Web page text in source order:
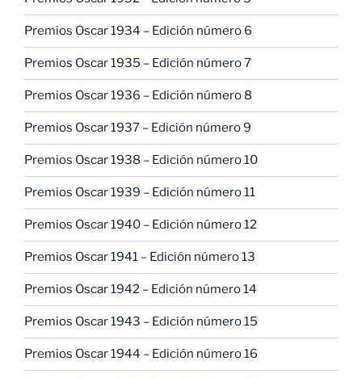
Premios Oscar 1934 – Edición número 6
Premios Oscar 1935 – Edición número 7
Premios Oscar 1936 – Edición número 8
Premios Oscar 1937 – Edición número 9
Premios Oscar 1938 – Edición número 10
Premios Oscar 1939 – Edición número 11
Premios Oscar 1940 – Edición número 12
Premios Oscar 1941 – Edición número 13
Premios Oscar 1942 – Edición número 14
Premios Oscar 1943 – Edición número 15
Premios Oscar 1944 – Edición número 16